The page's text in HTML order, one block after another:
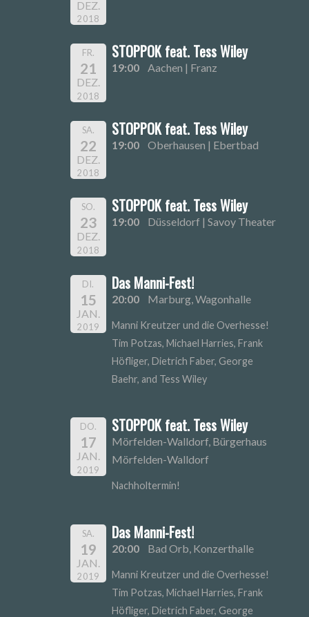
DEZ.
2018
FR.
21
DEZ.
2018
STOPPOK feat. Tess Wiley
19:00 Aachen | Franz
SA.
22
DEZ.
2018
STOPPOK feat. Tess Wiley
19:00 Oberhausen | Ebertbad
SO.
23
DEZ.
2018
STOPPOK feat. Tess Wiley
19:00 Düsseldorf | Savoy Theater
DI.
15
JAN.
2019
Das Manni-Fest!
20:00 Marburg, Wagonhalle
Manni Kreutzer und die Overhesse!
Tim Potzas, Michael Harries, Frank
Höfliger, Dietrich Faber, George
Baehr, and Tess Wiley
DO.
17
JAN.
2019
STOPPOK feat. Tess Wiley
Mörfelden-Walldorf, Bürgerhaus
Mörfelden-Walldorf
Nachholtermin!
SA.
19
JAN.
2019
Das Manni-Fest!
20:00 Bad Orb, Konzerthalle
Manni Kreutzer und die Overhesse!
Tim Potzas, Michael Harries, Frank
Höfliger, Dietrich Faber, George